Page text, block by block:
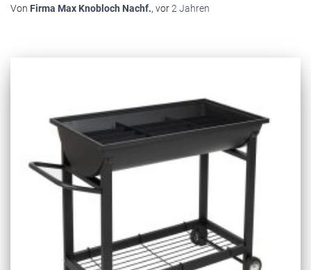
Von Firma Max Knobloch Nachf., vor2 Jahren